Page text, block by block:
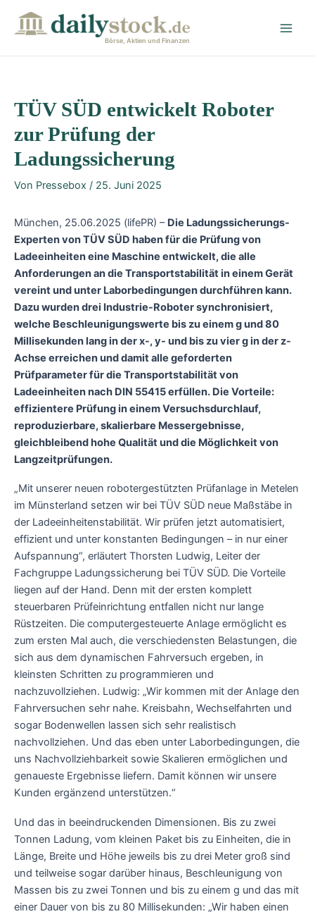
Börse, Aktien und Finanzen
TÜV SÜD entwickelt Roboter
zur Prüfung der
Ladungssicherung
Von Pressebox / 25. Juni 2025
München, 25.06.2025 (lifePR) – Die Ladungssicherungs-
Experten von TÜV SÜD haben für die Prüfung von
Ladeeinheiten eine Maschine entwickelt, die alle
Anforderungen an die Transportstabilität in einem Gerät
vereint und unter Laborbedingungen durchführen kann.
Dazu wurden drei Industrie-Roboter synchronisiert,
welche Beschleunigungswerte bis zu einem g und 80
Millisekunden lang in der x-, y- und bis zu vier g in der z-
Achse erreichen und damit alle geforderten
Prüfparameter für die Transportstabilität von
Ladeeinheiten nach DIN 55415 erfüllen. Die Vorteile:
effizientere Prüfung in einem Versuchsdurchlauf,
reproduzierbare, skalierbare Messergebnisse,
gleichbleibend hohe Qualität und die Möglichkeit von
Langzeitprüfungen.
„Mit unserer neuen robotergestützten Prüfanlage in Metelen
im Münsterland setzen wir bei TÜV SÜD neue Maßstäbe in
der Ladeeinheitenstabilität. Wir prüfen jetzt automatisiert,
effizient und unter konstanten Bedingungen – in nur einer
Aufspannung“, erläutert Thorsten Ludwig, Leiter der
Fachgruppe Ladungssicherung bei TÜV SÜD. Die Vorteile
liegen auf der Hand. Denn mit der ersten komplett
steuerbaren Prüfeinrichtung entfallen nicht nur lange
Rüstzeiten. Die computergesteuerte Anlage ermöglicht es
zum ersten Mal auch, die verschiedensten Belastungen, die
sich aus dem dynamischen Fahrversuch ergeben, in
kleinsten Schritten zu programmieren und
nachzuvollziehen. Ludwig: „Wir kommen mit der Anlage den
Fahrversuchen sehr nahe. Kreisbahn, Wechselfahrten und
sogar Bodenwellen lassen sich sehr realistisch
nachvollziehen. Und das eben unter Laborbedingungen, die
uns Nachvollziehbarkeit sowie Skalieren ermöglichen und
genaueste Ergebnisse liefern. Damit können wir unsere
Kunden ergänzend unterstützen.“
Und das in beeindruckenden Dimensionen. Bis zu zwei
Tonnen Ladung, vom kleinen Paket bis zu Einheiten, die in
Länge, Breite und Höhe jeweils bis zu drei Meter groß sind
und teilweise sogar darüber hinaus, Beschleunigung von
Massen bis zu zwei Tonnen und bis zu einem g und das mit
einer Dauer von bis zu 80 Millisekunden: „Wir haben einen